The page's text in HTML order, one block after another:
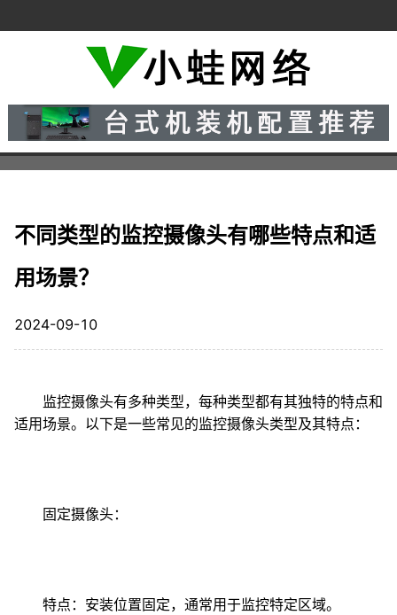
不同类型的监控摄像头有哪些特点和适
用场景？
2024-09-10
监控摄像头有多种类型，每种类型都有其独特的特点和
适用场景。以下是一些常见的监控摄像头类型及其特点：
固定摄像头：
特点：安装位置固定，通常用于监控特定区域。